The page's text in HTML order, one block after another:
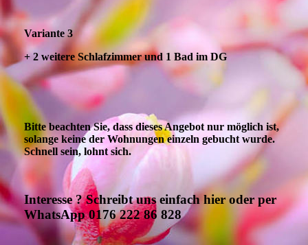
Variante 3
+ 2 weitere Schlafzimmer und 1 Bad im DG
Bitte beachten Sie, dass dieses Angebot nur möglich ist,
solange keine der Wohnungen einzeln gebucht wurde.
Schnell sein, lohnt sich.
Interesse ? Schreibt uns einfach hier oder per
WhatsApp 0176 222 86 828